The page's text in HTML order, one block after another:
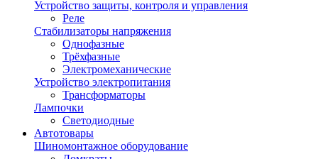
Устройство защиты, контроля и управления
Реле
Стабилизаторы напряжения
Однофазные
Трёхфазные
Электромеханические
Устройство электропитания
Трансформаторы
Лампочки
Светодиодные
Автотовары
Шиномонтажное оборудование